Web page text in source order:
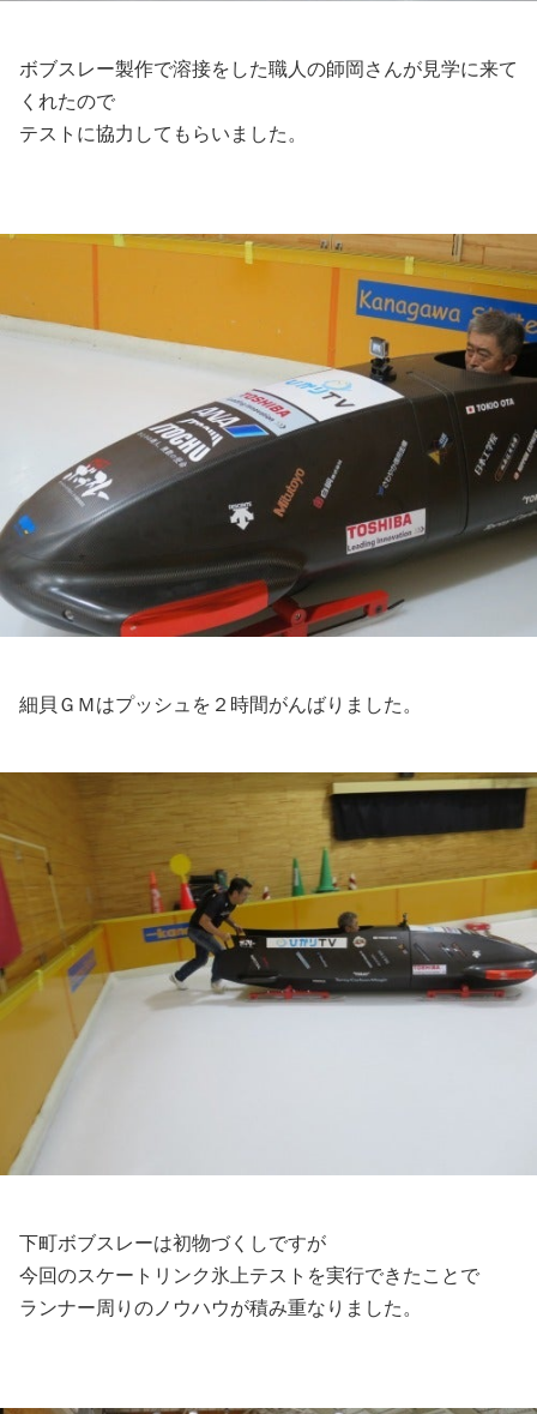
ボブスレー製作で溶接をした職人の師岡さんが見学に来て
くれたので
テストに協力してもらいました。
細貝ＧＭはプッシュを２時間がんばりました。
下町ボブスレーは初物づくしですが
今回のスケートリンク氷上テストを実行できたことで
ランナー周りのノウハウが積み重なりました。